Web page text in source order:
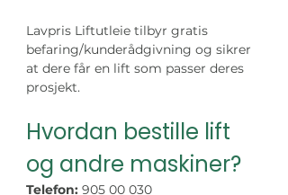
Lavpris Liftutleie tilbyr gratis
befaring/kunderådgivning og sikrer
at dere får en lift som passer deres
prosjekt.
Hvordan bestille lift
og andre maskiner?
Telefon: 905 00 030